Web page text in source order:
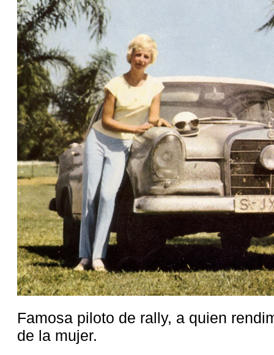
Famosa piloto de rally, a quien
de la mujer.